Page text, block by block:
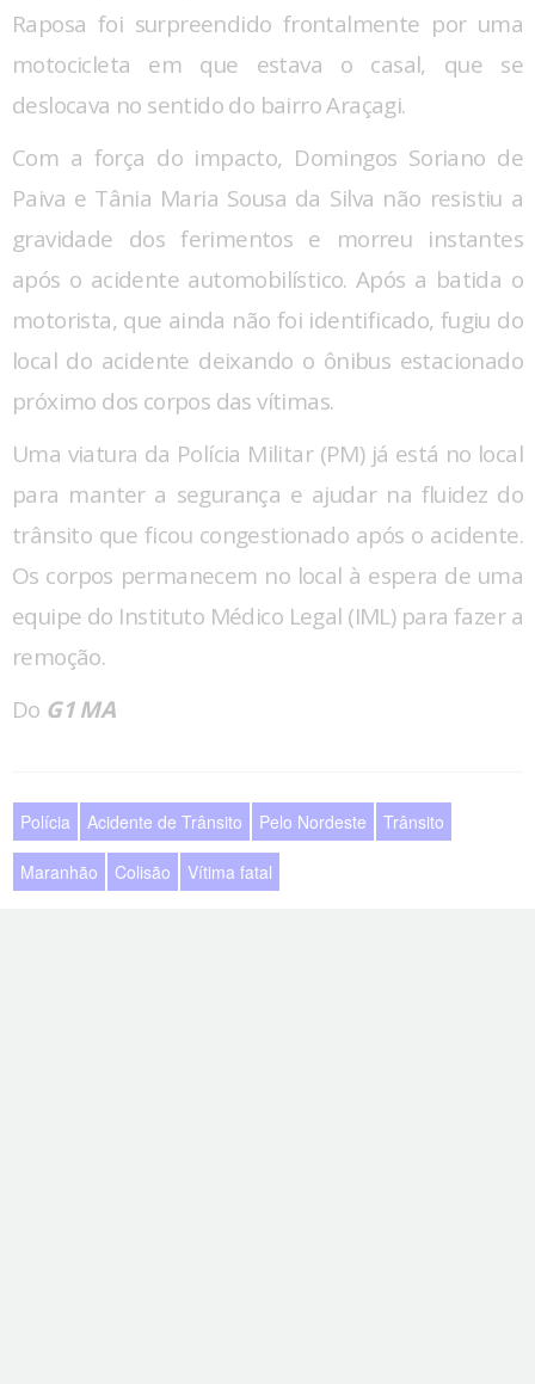
Raposa foi surpreendido frontalmente por uma
motocicleta em que estava o casal, que se
deslocava no sentido do bairro Araçagi.
Com a força do impacto, Domingos Soriano de
Paiva e Tânia Maria Sousa da Silva não resistiu a
gravidade dos ferimentos e morreu instantes
após o acidente automobilístico. Após a batida o
motorista, que ainda não foi identificado, fugiu do
local do acidente deixando o ônibus estacionado
próximo dos corpos das vítimas.
Uma viatura da Polícia Militar (PM) já está no local
para manter a segurança e ajudar na fluidez do
trânsito que ficou congestionado após o acidente.
Os corpos permanecem no local à espera de uma
equipe do Instituto Médico Legal (IML) para fazer a
remoção.
Do G1 MA
Polícia Acidente de Trânsito Pelo Nordeste Trânsito
Maranhão Colisão Vítima fatal